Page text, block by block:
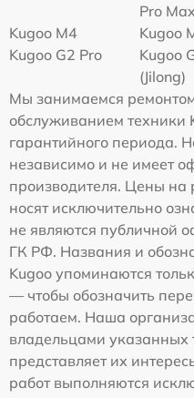
Pro Max
Kugoo M4
Kugoo
Kugoo G2 Pro
Kugoo
(Jilong)
Мы занимаемся
обслуживанием техники
гарантийного периода.
независимо и не имеет
производителя. Цены на
носят исключительно
не являются публичной
ГК РФ. Названия и
Kugoo упоминаются
— чтобы обозначить
работаем. Наша
владельцами указанных
представляет их
работ выполняются